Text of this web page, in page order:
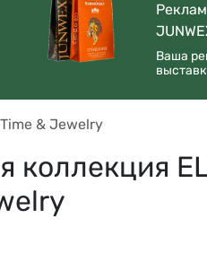
Ваша
& Jewelry
коллекция